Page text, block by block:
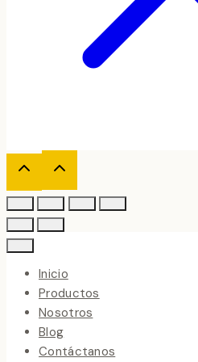
Inicio
Productos
Nosotros
Blog
Contáctanos